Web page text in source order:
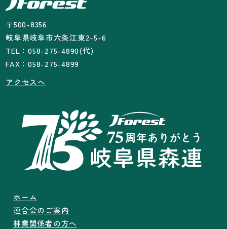
〒500-8356
岐阜県岐阜市六条江東2-5-6
TEL：058-275-4890(代)
FAX：058-275-4899
アクセスへ
ホーム
連合会のご案内
林業関係者の方へ